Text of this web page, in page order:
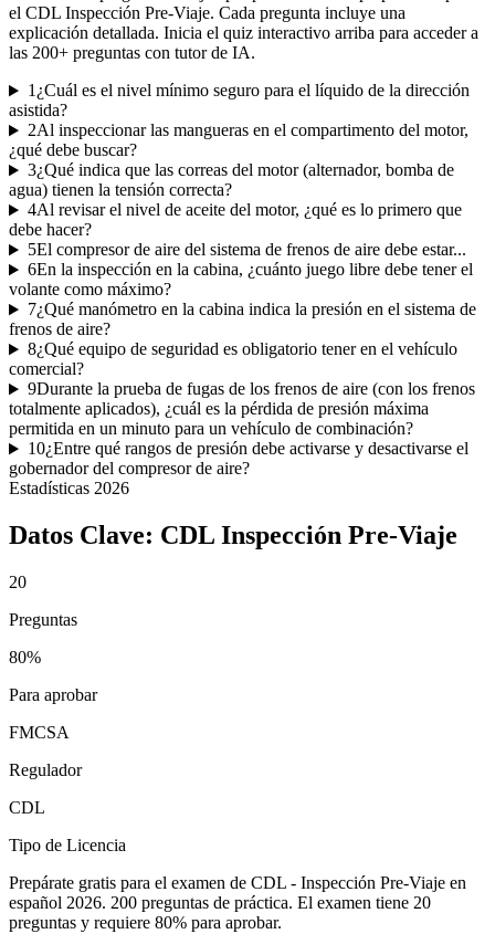
el CDL Inspección Pre-Viaje. Cada pregunta incluye una
explicación detallada. Inicia el quiz interactivo arriba para acceder a
las 200+ preguntas con tutor de IA.
1 ¿Cuál es el nivel mínimo seguro para el líquido de la dirección
asistida?
2Al inspeccionar las mangueras en el compartimento del motor,
¿qué debe buscar?
3¿Qué indica que las correas del motor (alternador, bomba de
agua) tienen la tensión correcta?
4Al revisar el nivel de aceite del motor, ¿qué es lo primero que
debe hacer?
5El compresor de aire del sistema de frenos de aire debe estar...
6En la inspección en la cabina, ¿cuánto juego libre debe tener el
volante como máximo?
7¿Qué manómetro en la cabina indica la presión en el sistema de
frenos de aire?
8¿Qué equipo de seguridad es obligatorio tener en el vehículo
comercial?
9Durante la prueba de fugas de los frenos de aire (con los frenos
totalmente aplicados), ¿cuál es la pérdida de presión máxima
permitida en un minuto para un vehículo de combinación?
10¿Entre qué rangos de presión debe activarse y desactivarse el
gobernador del compresor de aire?
Estadísticas 2026
Datos Clave: CDL Inspección Pre-Viaje
20
Preguntas
80%
Para aprobar
FMCSA
Regulador
CDL
Tipo de Licencia
Prepárate gratis para el examen de CDL - Inspección Pre-Viaje en
español 2026. 200 preguntas de práctica. El examen tiene 20
preguntas y requiere 80% para aprobar.